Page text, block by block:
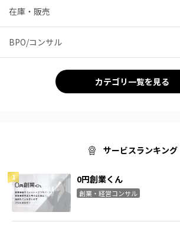
在庫・販売
BPO/コンサル
カテゴリ一覧を見る
サービスランキング
0円創業くん
創業・経営コンサル